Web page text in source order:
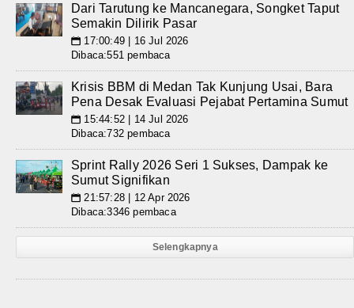
Dari Tarutung ke Mancanegara, Songket Taput
Semakin Dilirik Pasar
📅 17:00:49 | 16 Jul 2026
Dibaca:551 pembaca
Krisis BBM di Medan Tak Kunjung Usai, Bara
Pena Desak Evaluasi Pejabat Pertamina Sumut
📅 15:44:52 | 14 Jul 2026
Dibaca:732 pembaca
Sprint Rally 2026 Seri 1 Sukses, Dampak ke
Sumut Signifikan
📅 21:57:28 | 12 Apr 2026
Dibaca:3346 pembaca
Selengkapnya